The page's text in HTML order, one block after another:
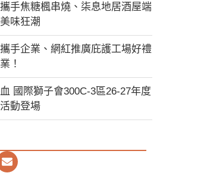
手焦糖楓串燒、柒息地居酒屋端
味狂潮
手企業、網紅推廣庇護工場好禮
！
國際獅子會300C-3區26-27年度
動登場
E
n